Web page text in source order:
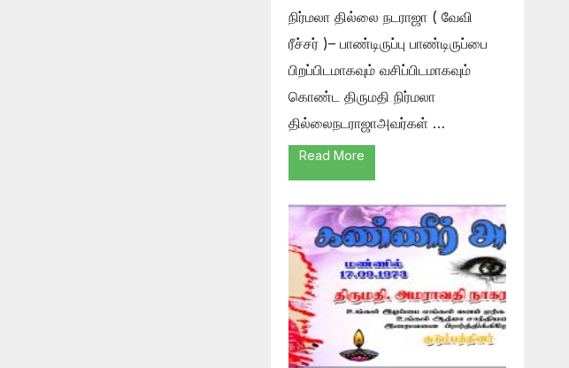
நிர்மலா தில்லை நடராஜா ( வேவி
ரீச்சர் )– பாண்டிருப்பு பாண்டிருப்பை
பிறப்பிடமாகவும் வசிப்பிடமாகவும்
கொண்ட திருமதி நிர்மலா
தில்லைநடராஜாஅவர்கள் …
Read More